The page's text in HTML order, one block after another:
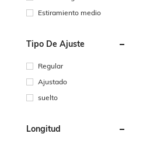
Estiramiento medio
Tipo De Ajuste
Regular
Ajustado
suelto
Longitud